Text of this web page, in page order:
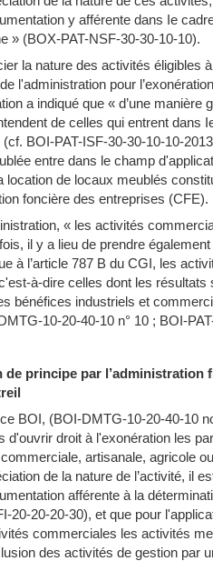
y afférente dans Ie
» (BOX-PAT-NSF-30-30-10-10).
la nature des activités éligibles
l'administration pour
a indiqué que « d’une
de celles qui entrent dans
BOI-PAT-ISF-30-30-10-10-
entre dans le champ
location de locaux meublés
foncière des entreprises (CFE).
« les activités
il y a lieu de prendre
à l’article 787 B du CGI, les
à-dire celles dont les
bénéfices industriels et
10-20-40-10 n° 10 ; BOI-
de principe par
BOI, (BOI-DMTG-10-20-40-10
d'ouvrir droit à l'exonération les
artisanale, agricole
de la nature de l’activité, il
afférente à la
20-20-20-30), et que pour
commerciales les activités
des activités de gestion par